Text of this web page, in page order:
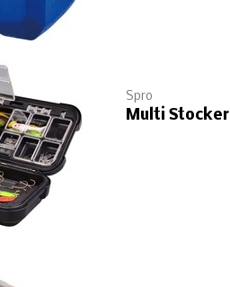
Spro
Multi Stocker